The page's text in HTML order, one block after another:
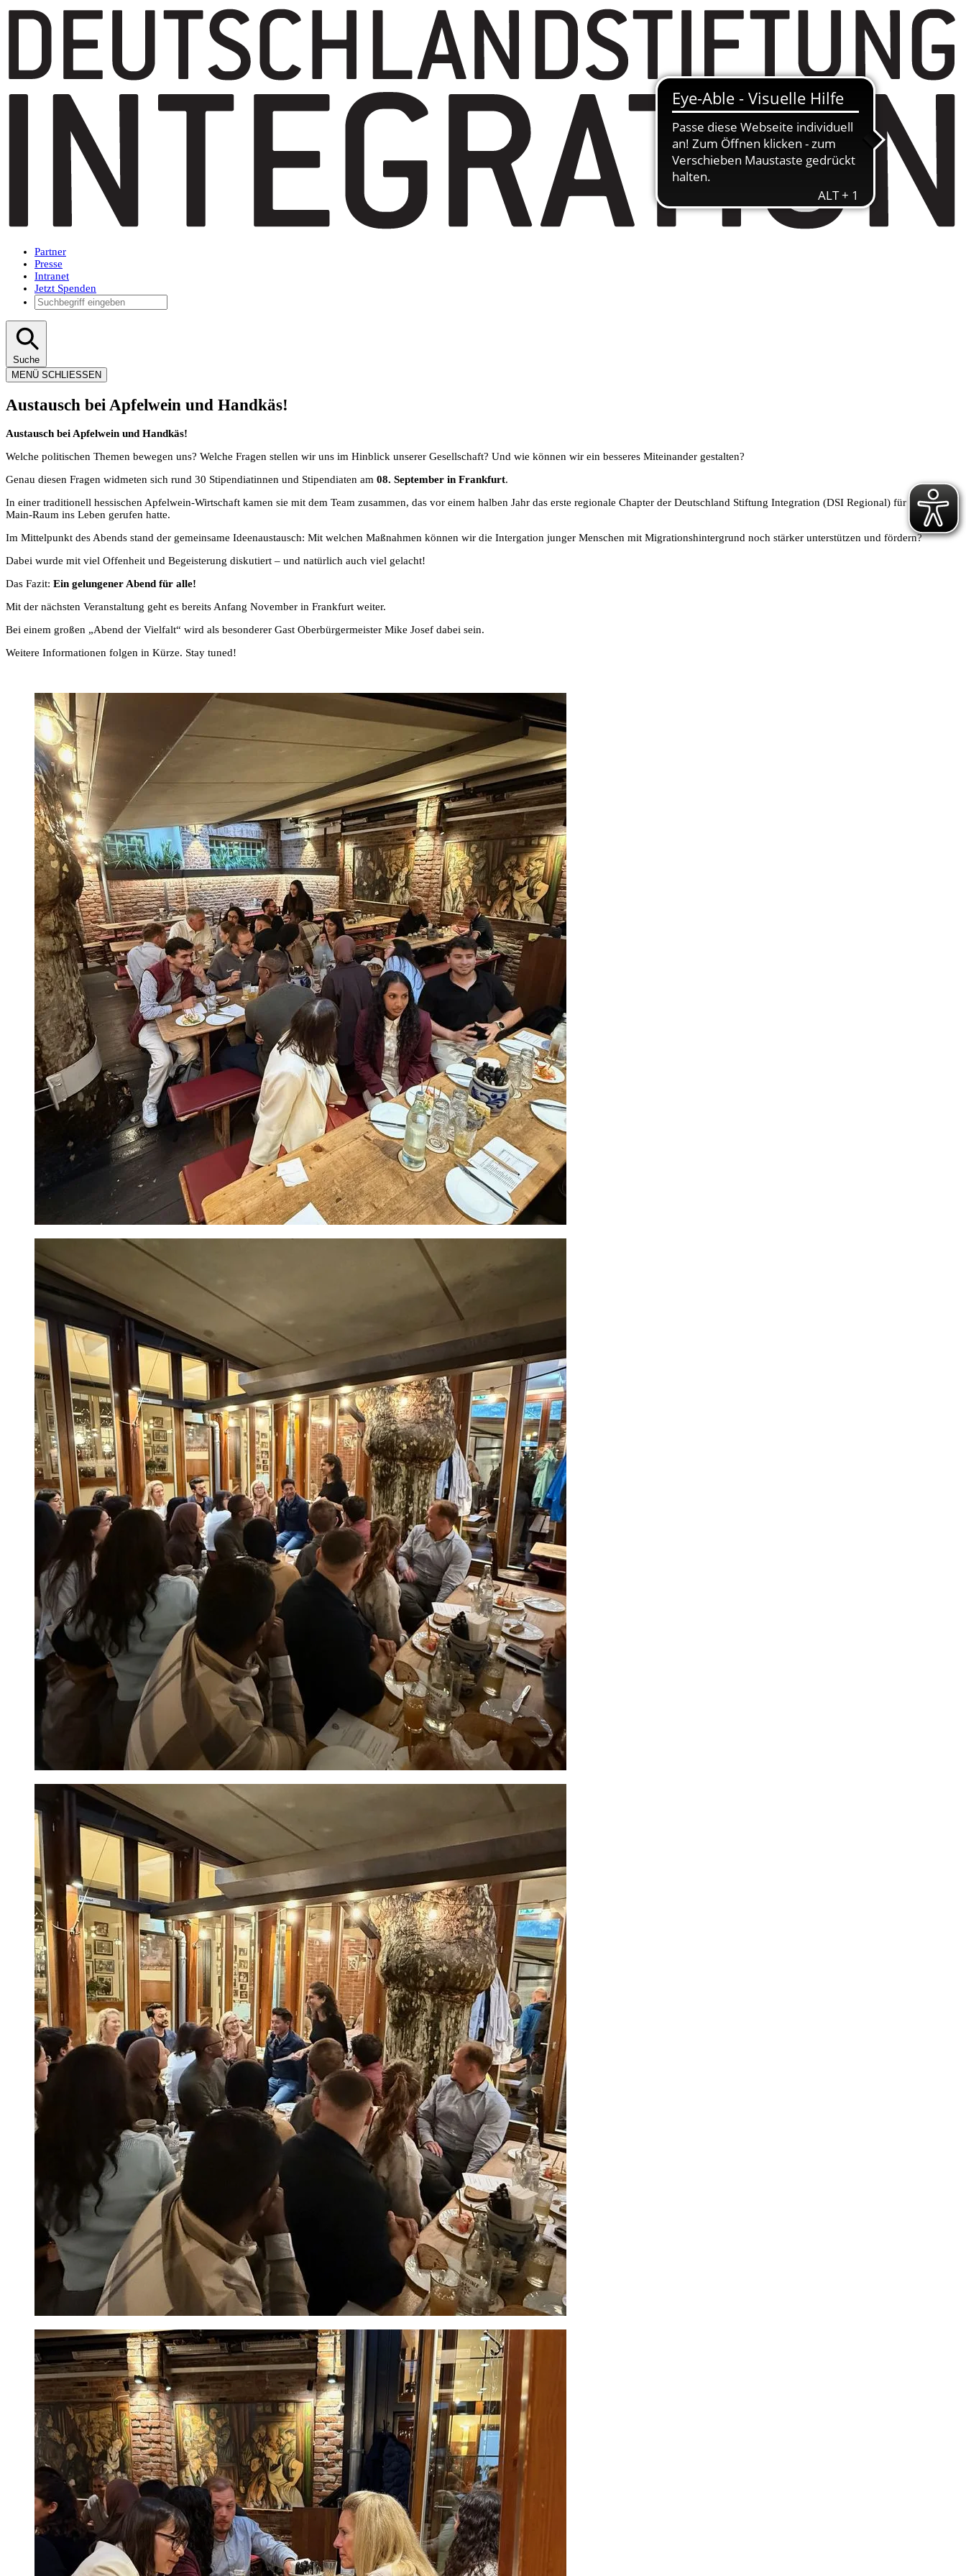
Partner
Presse
Intranet
Jetzt Spenden
Suche
MENÜ SCHLIESSEN
Austausch bei Apfelwein und Handkäs!
Austausch bei Apfelwein und Handkäs!
Welche politischen Themen bewegen uns? Welche Fragen stellen wir uns im Hinblick unserer Gesellschaft? Und wie können wir ein besseres Miteinander gestalten?
Genau diesen Fragen widmeten sich rund 30 Stipendiatinnen und Stipendiaten am 08. September in Frankfurt.
In einer traditionell hessischen Apfelwein-Wirtschaft kamen sie mit dem Team zusammen, das vor einem halben Jahr das erste regionale Chapter der Deutschland Stiftung Integration (DSI Regional) für den Rhein-
Main-Raum ins Leben gerufen hatte.
Im Mittelpunkt des Abends stand der gemeinsame Ideenaustausch: Mit welchen Maßnahmen können wir die Intergation junger Menschen mit Migrationshintergrund noch stärker unterstützen und fördern?
Dabei wurde mit viel Offenheit und Begeisterung diskutiert – und natürlich auch viel gelacht!
Das Fazit: Ein gelungener Abend für alle!
Mit der nächsten Veranstaltung geht es bereits Anfang November in Frankfurt weiter.
Bei einem großen „Abend der Vielfalt“ wird als besonderer Gast Oberbürgermeister Mike Josef dabei sein.
Weitere Informationen folgen in Kürze. Stay tuned!